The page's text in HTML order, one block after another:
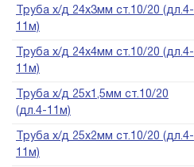
Труба х/д 24х3мм ст.10/20 (дл.4-
11м)
Труба х/д 24х4мм ст.10/20 (дл.4-
11м)
Труба х/д 25х1,5мм ст.10/20
(дл.4-11м)
Труба х/д 25х2мм ст.10/20 (дл.4-
11м)